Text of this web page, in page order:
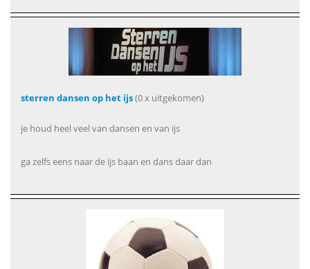
sterren dansen op het ijs(0 x uitgekomen)
je houd heel veel van dansen en van ijs
ga zelfs eens naar de ijs baan en dans daar dan